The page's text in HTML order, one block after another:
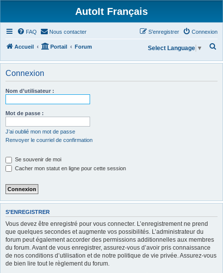
AutoIt Français
FAQ Nous contacter Connexion
S’enregistrer
Accueil Portail Forum
h
Select Language ▼
Connexion
Nom d’utilisateur :
Mot de passe :
J’ai oublié mon mot de passe
Renvoyer le courriel de confirmation
Se souvenir de moi
Cacher mon statut en ligne pour cette session
S’ENREGISTRER
Vous devez être enregistré pour vous connecter. L’enregistrement ne prend
que quelques secondes et augmente vos possibilités. L’administrateur du
forum peut également accorder des permissions additionnelles aux membres
du forum. Avant de vous enregistrer, assurez-vous d’avoir pris connaissance
de nos conditions d’utilisation et de notre politique de vie privée. Assurez-vous
de bien lire tout le règlement du forum.